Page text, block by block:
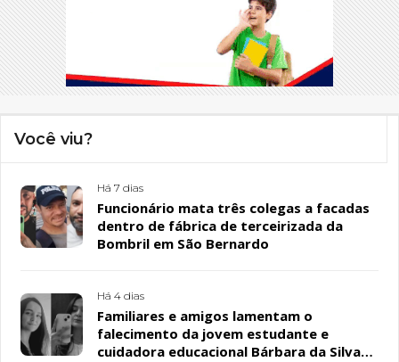
Você viu?
Há 7 dias
Funcionário mata três colegas a facadas
dentro de fábrica de terceirizada da
Bombril em São Bernardo
Há 4 dias
Familiares e amigos lamentam o
falecimento da jovem estudante e
cuidadora educacional Bárbara da Silva